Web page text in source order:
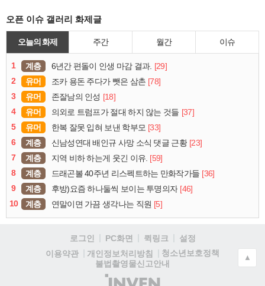
오픈 이슈 갤러리 화제글
오늘의 화제 주간 월간 이슈
1 계층 6년간 편돌이 인생 마감 결과. [29]
2
유머 조카 용돈 주다가 뺏은 삼촌 [78]
3
유머 존잘남의 인성 [18]
4
유머 의외로 트럼프가 절대 하지 않는 것들 [37]
5
유머 한복 잘못 입혀 보낸 학부모 [33]
6
계층 신남성연대 배인규 사망 소식 댓글 근황 [23]
7
계층 지역 비하 하는게 웃긴 이유. [59]
8
계층 드래곤볼 40주년 리스펙트하는 만화작가들 [36]
9
계층 후방)요즘 하나둘씩 보이는 투명의자 [46]
10
계층 연말이면 가끔 생각나는 직원 [5]
로그인 PC화면 퀵링크
설정
이용약관
개인정보처리방침
청소년보호정책
불법촬영물신고안내
(주)
▲